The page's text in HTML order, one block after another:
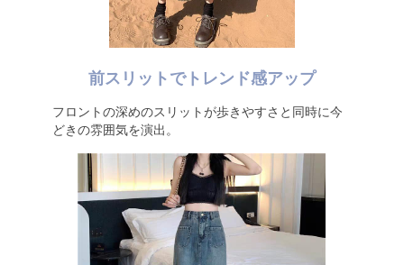
前スリットでトレンド感アップ
フロントの深めのスリットが歩きやすさと同時に今
どきの雰囲気を演出。